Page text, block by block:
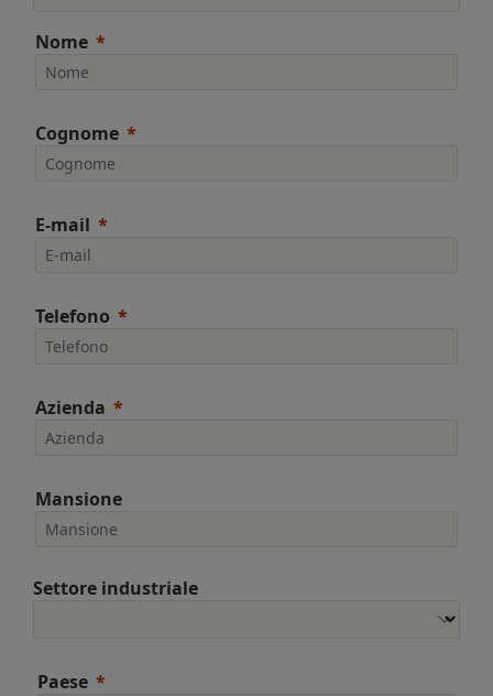
Nome
Cognome
E-mail
Telefono
Azienda
Mansione
Settore industriale
Paese